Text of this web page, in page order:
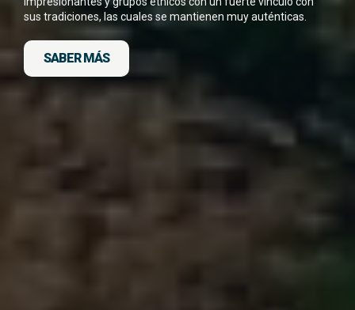
sus tradiciones, las cuales se mantienen muy auténticas.
SABER MÁS
DESCARGA FICHA DEL VIAJE